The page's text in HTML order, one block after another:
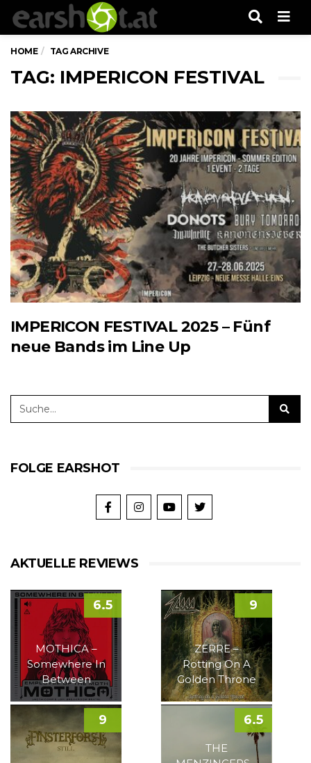
HOME TAG ARCHIVE
TAG: IMPERICON FESTIVAL
IMPERICON FESTIVAL 2025 – Fünf
neue Bands im Line Up
FOLGE EARSHOT
AKTUELLE REVIEWS
MOTHICA –
Somewhere In
Between
6.5
ZERRE –
Rotting On A
Golden Throne
9
9
THE
6.5